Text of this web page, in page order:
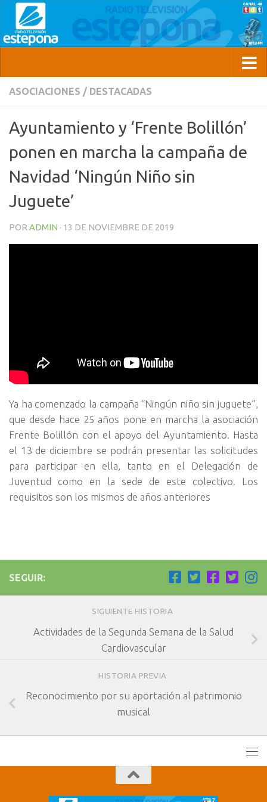
ASOCIACIONES / DESTACADAS
Ayuntamiento y ‘Frente Bolillón’
ponen en marcha la campaña de
Navidad ‘Ningún Niño sin
Juguete’
POR ADMIN · 13 DE NOVIEMBRE DE 2019
Ya ha comenzado la campaña “Ningún niño sin juguete”,
que desde hace 25 años pone en marcha la asociación
Frente Bolillón con el apoyo del Ayuntamiento. Hasta
el 13 de diciembre se podrán presentar las solicitudes
para participar en ella, tanto en el Delegación de
Juventud como en la sede de este colectivo. Los
requisitos son los mismos de años anteriores
SEGUIR:
SIGUIENTE HISTORIA
Actividades de la Segunda Semana de la Salud
Cardiovascular
HISTORIA PREVIA
Reconocimiento por su aportación al patrimonio
musical